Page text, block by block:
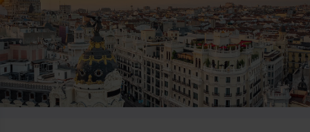
PT Português
TR Türkçe